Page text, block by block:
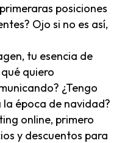
posiciones
Ojo si no es así,
tu esencia de
quiero
¿Tengo
época de navidad?
online, primero
y descuentos para